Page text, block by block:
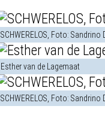
SCHWERELOS, Foto: Sandrino
Esther van de Lagemaat
SCHWERELOS, Foto: Sandrino